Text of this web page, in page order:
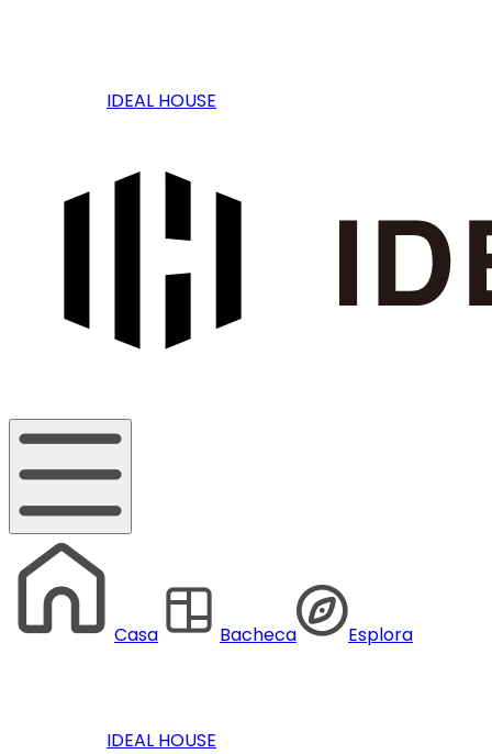
IDEAL HOUSE
Casa Bacheca Esplora
IDEAL HOUSE